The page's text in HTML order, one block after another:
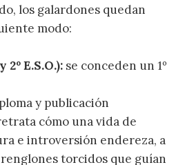
los galardones quedan
modo:
2º E.S.O.): se conceden un 1º
y publicación
cómo una vida de
e introversión endereza, a
torcidos que guían